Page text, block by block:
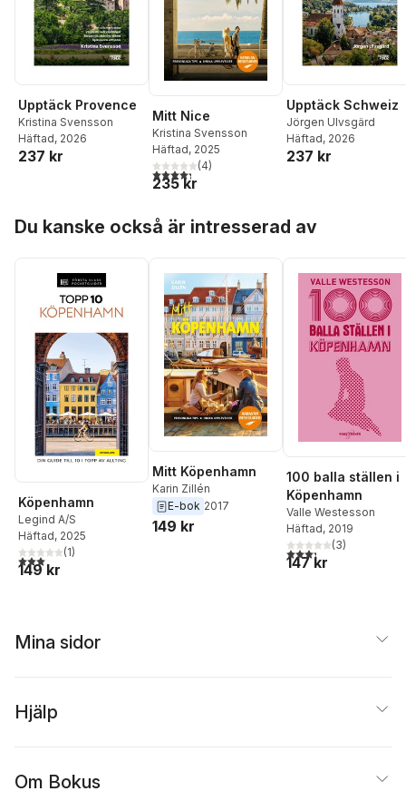
Upptäck Provence
Kristina Svensson
Häftad, 2026
237 kr
Mitt Nice
Kristina Svensson
Häftad, 2025
4,3utav 5 stjärnor. Totalt antal röster:
(4)
235 kr
Upptäck Schweiz
Jörgen Ulvsgärd
Häftad, 2026
237 kr
Du kanske också är intresserad av
Köpenhamn
Legind A/S
Häftad, 2025
3,0utav 5 stjärnor. Totalt antal röster:
(1)
149 kr
Mitt Köpenhamn
Karin Zillén
E-bok 2017
149 kr
100 balla ställen i
Köpenhamn
Valle Westesson
Häftad, 2019
3,3utav 5 stjärnor.
(3)
147 kr
Mina sidor
Hjälp
Om Bokus